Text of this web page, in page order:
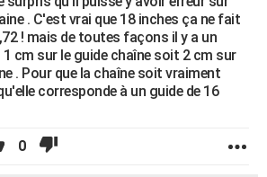
. C'est vrai que 18 inches ça ne fait
! mais de toutes façons il y a un
cm sur le guide chaîne soit 2 cm sur
. Pour que la chaîne soit vraiment
corresponde à un guide de 16
0